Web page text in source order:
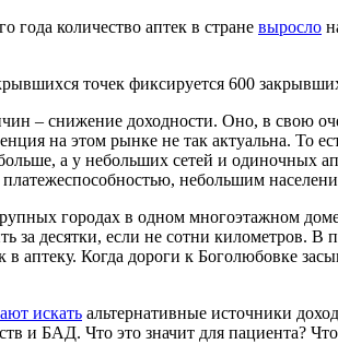
года количество аптек в стране выросло
точек фиксируется 600
– снижение доходности. Оно, в свою
на этом рынке не так актуальна. То
а у небольших сетей и одиночных
небольшим
городах в одном многоэтажном
за десятки, если не сотни
в аптеку. Когда дороги к Боголюбовке
искать альтернативные источники
и БАД. Что это значит для пациента?